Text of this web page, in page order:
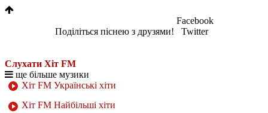
Поділіться піснею з друзями!
Facebook
Twitter
Слухати Хіт FM
ще більше музики
Хіт FM Українські хіти
Хіт FM Найбільші хіти